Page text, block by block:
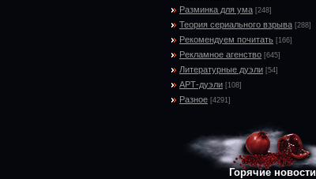
Разминка для ума [248]
Теория сериального взрыва [288]
Рекомендуем почитать [166]
Рекламное агенство [645]
Литературные дуэли [54]
АРТ-дуэли [108]
Разное [4291]
Горячие новости